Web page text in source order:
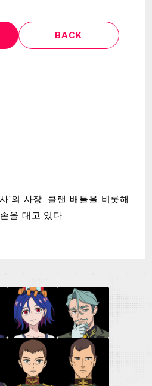
BACK
'의 사장. 클랜 배틀을 비롯해
을 대고 있다.